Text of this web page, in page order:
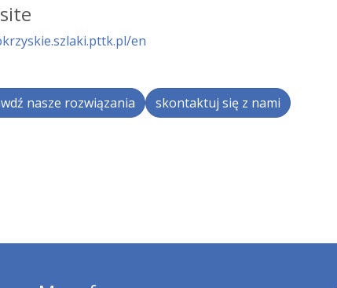
en
nasze rozwiązania skontaktuj się z nami